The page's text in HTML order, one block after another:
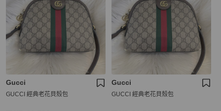
Gucci
GUCCI 經典老花貝殼包
Gucci
GUCCI 經典老花貝殼包